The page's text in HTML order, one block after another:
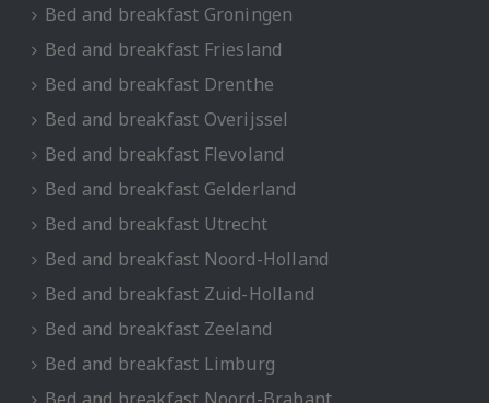
Bed and breakfast Groningen
Bed and breakfast Friesland
Bed and breakfast Drenthe
Bed and breakfast Overijssel
Bed and breakfast Flevoland
Bed and breakfast Gelderland
Bed and breakfast Utrecht
Bed and breakfast Noord-Holland
Bed and breakfast Zuid-Holland
Bed and breakfast Zeeland
Bed and breakfast Limburg
Bed and breakfast Noord-Brabant